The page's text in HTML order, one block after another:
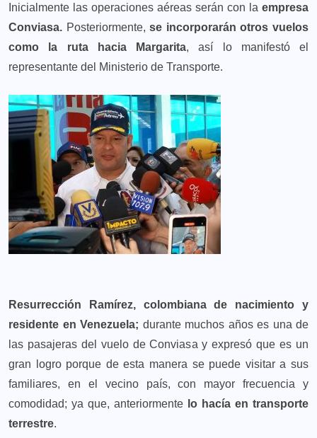
Inicialmente las operaciones aéreas serán con la empresa
Conviasa. Posteriormente,se incorporarán otros vuelos
como la ruta hacia Margarita, así lo manifestó el
representante del Ministerio de Transporte.
Resurrección Ramírez, colombiana de nacimiento y
residente en Venezuela; durante muchos años es una de
las pasajeras del vuelo de Conviasa y expresó que es un
gran logro porque de esta manera se puede visitar a sus
familiares, en el vecino país, con mayor frecuencia y
comodidad; ya que, anteriormente lo hacía en transporte
terrestre.